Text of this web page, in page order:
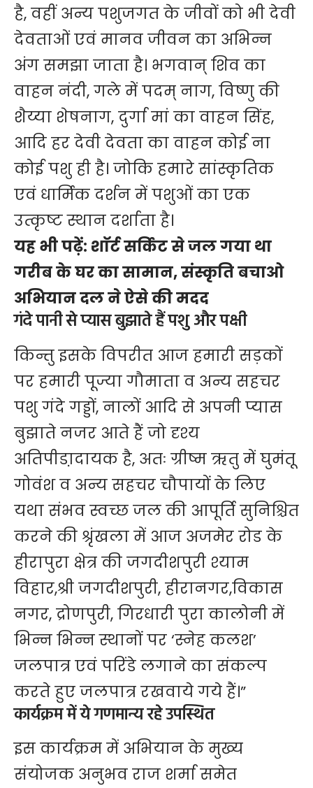
है, वहीं अन्य पशुजगत के जीवों को भी देवी
देवताओं एवं मानव जीवन का अभिन्न
अंग समझा जाता है। भगवान् शिव का
वाहन नंदी, गले में पदम् नाग, विष्णु की
शैय्या शेषनाग, दुर्गा मां का वाहन सिंह,
आदि हर देवी देवता का वाहन कोई ना
कोई पशु ही है। जोकि हमारे सांस्कृतिक
एवं धार्मिक दर्शन में पशुओं का एक
उत्कृष्ट स्थान दर्शाता है।
यह भी पढ़ें: शाॅर्ट सर्किट से जल गया था
गरीब के घर का सामान, संस्कृति बचाओ
अभियान दल ने ऐसे की मदद
गंदे पानी से प्यास बुझाते हैं पशु और पक्षी
किन्तु इसके विपरीत आज हमारी सड़कों
पर हमारी पूज्या गौमाता व अन्य सहचर
पशु गंदे गड्डों, नालों आदि से अपनी प्यास
बुझाते नजर आते हैं जो दृश्य
अतिपीडा़दायक है, अतः ग्रीष्म ऋतु में घुमंतू
गोवंश व अन्य सहचर चौपायों के लिए
यथा संभव स्वच्छ जल की आपूर्ति सुनिश्चित
करने की श्रृंखला में आज अजमेर रोड के
हीरापुरा क्षेत्र की जगदीशपुरी श्याम
विहार,श्री जगदीशपुरी, हीरानगर,विकास
नगर, द्रोणपुरी, गिरधारी पुरा कालोनी में
भिन्न भिन्न स्थानों पर ‘स्नेह कलश’
जलपात्र एवं परिंडे लगाने का संकल्प
करते हुए जलपात्र रखवाये गये हैं।”
कार्यक्रम में ये गणमान्य रहे उपस्थित
इस कार्यक्रम में अभियान के मुख्य
संयोजक अनुभव राज शर्मा समेत